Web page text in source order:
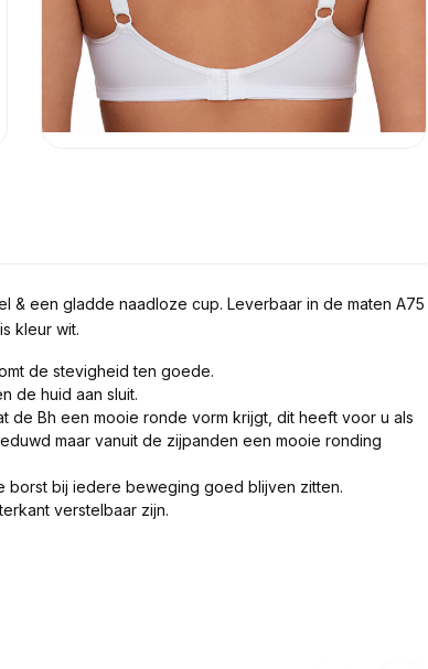
& een gladde naadloze cup. Leverbaar in de maten A75
kleur wit.
de stevigheid ten goede.
de huid aan sluit.
Bh een mooie ronde vorm krijgt, dit heeft voor u als
maar vanuit de zijpanden een mooie ronding
bij iedere beweging goed blijven zitten.
verstelbaar zijn.